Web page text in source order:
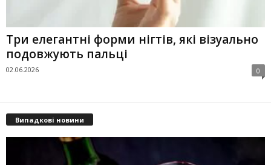
Три елегантні форми нігтів, які візуально
подовжують пальці
02.06.2026 0
Випадкові новини